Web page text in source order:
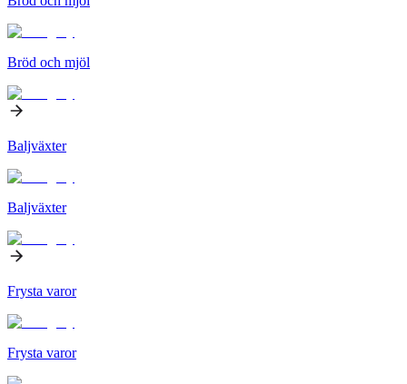
Bröd och mjöl
Baljväxter
Baljväxter
Frysta varor
Frysta varor